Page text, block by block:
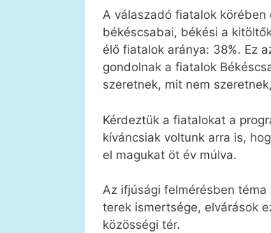
A válaszadó fiatalok
békéscsabai, békési a
élő fiatalok aránya: 38%. Ez
gondolnak a fiatalok
szeretnek, mit nem
Kérdeztük a fiatalokat a
kíváncsiak voltunk arra is,
el magukat öt év múlva.
Az ifjúsági felmérésben
terek ismertsége, elvárások
közösségi tér.